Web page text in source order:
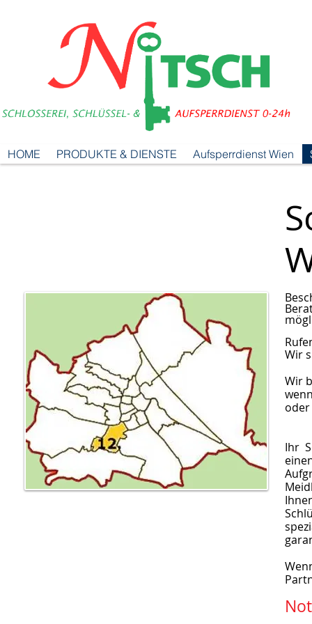
HOME PRODUKTE & DIENSTE Aufsperrdienst Wien
Wir
Wir
oder
Ihr